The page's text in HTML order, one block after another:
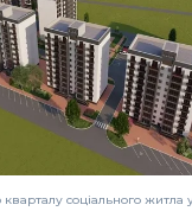
кварталу соціального житла